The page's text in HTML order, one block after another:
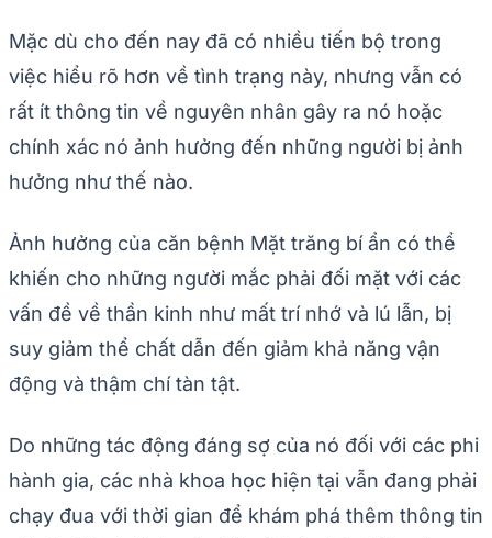
Mặc dù cho đến nay đã có nhiều tiến bộ trong
việc hiểu rõ hơn về tình trạng này, nhưng vẫn có
rất ít thông tin về nguyên nhân gây ra nó hoặc
chính xác nó ảnh hưởng đến những người bị ảnh
hưởng như thế nào.
Ảnh hưởng của căn bệnh Mặt trăng bí ẩn có thể
khiến cho những người mắc phải đối mặt với các
vấn đề về thần kinh như mất trí nhớ và lú lẫn, bị
suy giảm thể chất dẫn đến giảm khả năng vận
động và thậm chí tàn tật.
Do những tác động đáng sợ của nó đối với các phi
hành gia, các nhà khoa học hiện tại vẫn đang phải
chạy đua với thời gian để khám phá thêm thông tin